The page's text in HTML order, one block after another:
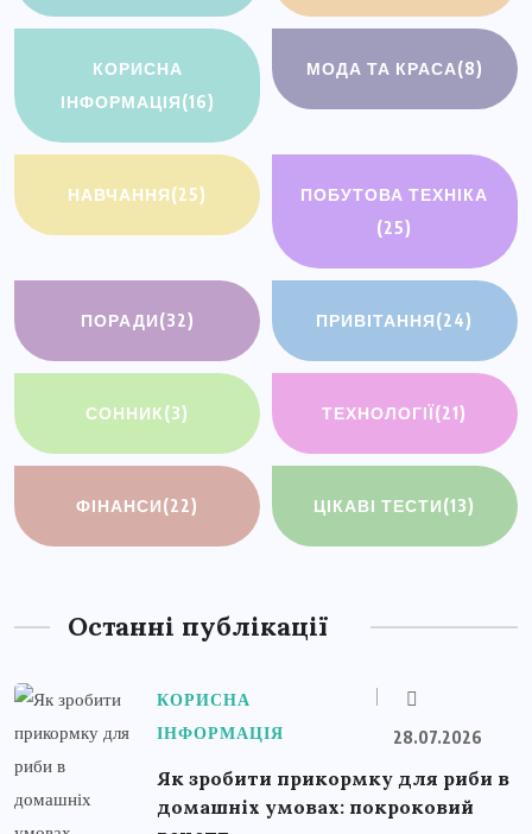
КОРИСНА
ІНФОРМАЦІЯ(16)
МОДА ТА КРАСА(8)
НАВЧАННЯ(25)
ПОБУТОВА ТЕХНІКА
(25)
ПОРАДИ(32) ПРИВІТАННЯ(24)
СОННИК(3) ТЕХНОЛОГІЇ(21)
ФІНАНСИ(22) ЦІКАВІ ТЕСТИ(13)
Останні публікації
КОРИСНА
ІНФОРМАЦІЯ
28.07.2026
Як зробити прикормку для риби в
домашніх умовах: покроковий